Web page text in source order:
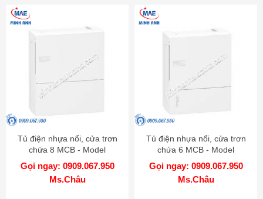
Tủ điện nhựa nổi, cửa trơn
chứa 8 MCB - Model
MIP12108
Gọi ngay: 0909.067.950
Ms.Châu
Tủ điện nhựa nổi, cửa trơn
chứa 6 MCB - Model
MIP12106
Gọi ngay: 0909.067.950
Ms.Châu